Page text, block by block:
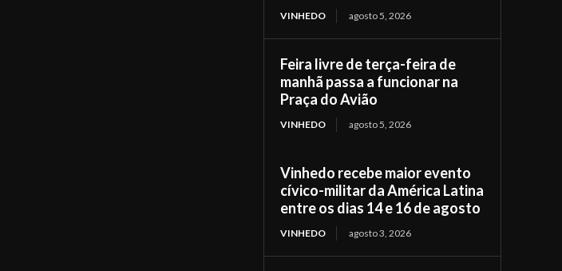
VINHEDO agosto 5, 2026
Feira livre de terça-feira de
manhã passa a funcionar na
Praça do Avião
VINHEDO agosto 5, 2026
Vinhedo recebe maior evento
cívico-militar da América Latina
entre os dias 14 e 16 de agosto
VINHEDO agosto 3, 2026